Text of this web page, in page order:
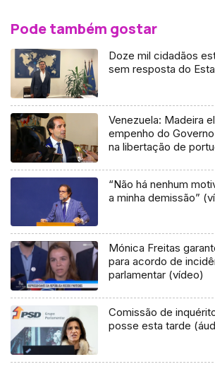
Pode também gostar
Doze mil cidadãos
sem resposta do
Venezuela: Madeira
empenho do
na libertação de
“Não há nenhum
a minha demissão”
Mónica Freitas
para acordo de
parlamentar (vídeo)
Comissão de
posse esta tarde